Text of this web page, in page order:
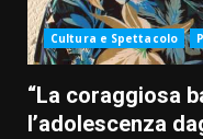
Cultura e Spettacolo
“La coraggiosa
l’adolescenza